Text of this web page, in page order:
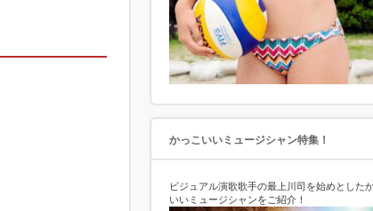
かっこいいミュージシャン特集！
ビジュアル演歌歌手の最上川司を始めとした
いいミュージシャンをご紹介！